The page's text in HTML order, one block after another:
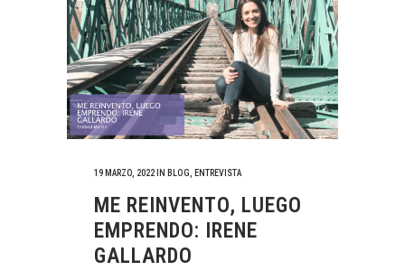
19 MARZO, 2022 IN BLOG ENTREVISTA
ME REINVENTO, LUEGO
EMPRENDO: IRENE
GALLARDO